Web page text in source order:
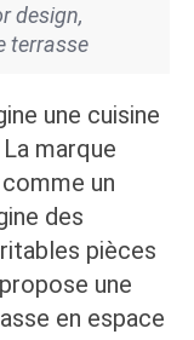
design,
terrasse
une cuisine
marque
un
des
pièces
une
en espace